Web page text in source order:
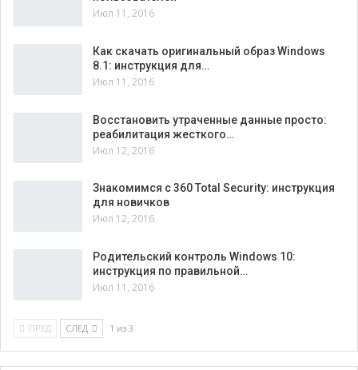
Июл 11, 2016
Как скачать оригинальный образ Windows
8.1: инструкция для…
Июл 11, 2016
Восстановить утраченные данные просто:
реабилитация жесткого…
Июл 12, 2016
Знакомимся с 360 Total Security: инструкция
для новичков
Июл 12, 2016
Родительский контроль Windows 10:
инструкция по правильной…
Июл 11, 2016
ПРЕД СЛЕД 1 из 3